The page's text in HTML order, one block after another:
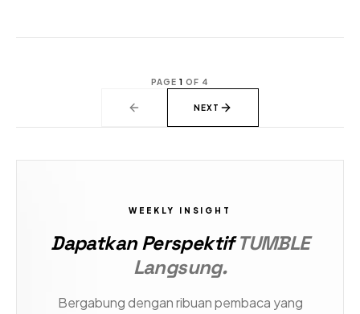
PAGE 1 OF 4
NEXT
WEEKLY INSIGHT
Dapatkan Perspektif TUMBLE
Langsung.
Bergabung dengan ribuan pembaca yang